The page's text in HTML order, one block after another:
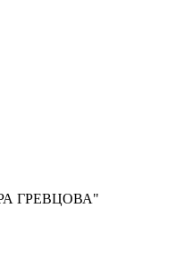
ГРЕВЦОВА"